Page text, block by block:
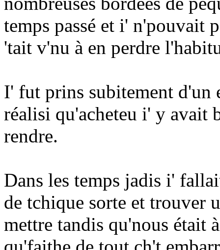
temps passé et i' n'pouvait
'tait v'nu à en perdre
I' fut prins subitement d'un
réalisi qu'acheteu i' y avait
rendre.
Dans les temps jadis i'
de tchique sorte et trouver
mettre tandis qu'nous était